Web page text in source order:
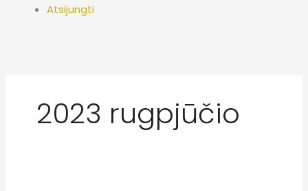
Atsijungti
2023 rugpjūčio